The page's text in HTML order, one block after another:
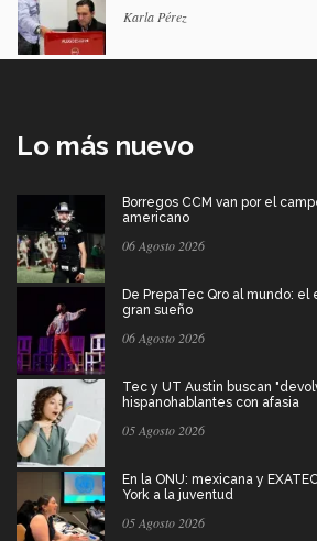
Karla Pérez
Lo más nuevo
Borregos CCM van por el
americano
06 Agosto 2026
De PrepaTec Qro al mundo:
gran sueño
06 Agosto 2026
Tec y UT Austin buscan
hispanohablantes con afasia
05 Agosto 2026
En la ONU: mexicana y
York a la juventud
05 Agosto 2026